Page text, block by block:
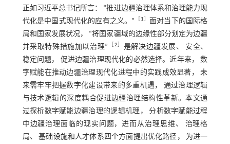
正如习近平总书记所言： “推进边疆治理体系和治理能力现
代化是中国式现代化的应有之义。”
［1］面对当下的国际格
局和国家发展状况， “将国家疆域的边缘性部分划定为边疆
并采取特殊措施加以治理”
［2］ 是解决边疆发展、 安全、
稳定问题， 促进边疆治理现代化的必然选择。近年来， 数
字赋能在推动边疆治理现代化进程中的实践成效显著， 未
来需牢牢把握数字化建设带来的多重机遇， 通过治理逻辑
与技术逻辑的深度耦合促进边疆治理结构性革新。本文通
过探析数字赋能边疆治理的逻辑机理， 分析数字赋能过程
中边疆治理面临的现实问题，进而从治理思维、 治理格
局、 基础设施和人才体系四个方面提出优化路径， 为进一